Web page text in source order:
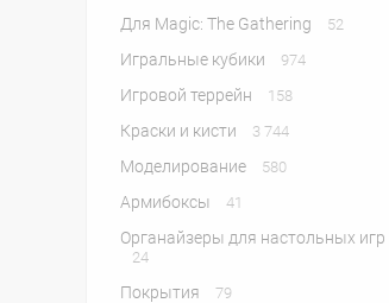
Для Magic: The Gathering 52
Игральные кубики 974
Игровой террейн 158
Краски и кисти 3 744
Моделирование 580
Армибоксы 41
Органайзеры для настольных игр
24
Покрытия 79